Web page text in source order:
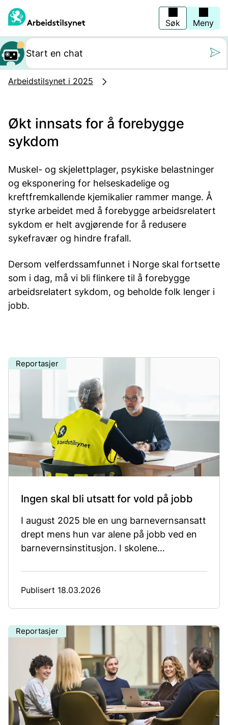
hovedinnhold
Søk Meny
Arbeidstilsynet i 2025
Økt innsats for å forebygge
sykdom
Muskel- og skjelettplager, psykiske belastninger
og eksponering for helseskadelige og
kreftfremkallende kjemikalier rammer mange. Å
styrke arbeidet med å forebygge arbeidsrelatert
sykdom er helt avgjørende for å redusere
sykefravær og hindre frafall.
Dersom velferdssamfunnet i Norge skal fortsette
som i dag, må vi bli flinkere til å forebygge
arbeidsrelatert sykdom, og beholde folk lenger i
jobb.
Reportasjer
Ingen skal bli utsatt for vold på jobb
I august 2025 ble en ung barnevernsansatt
drept mens hun var alene på jobb ved en
barnevernsinstitusjon. I skolene
og frykt for at det ligger en kniv i
skolebagen.
Publisert 18.03.2026
Reportasjer